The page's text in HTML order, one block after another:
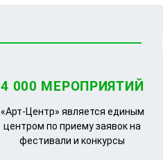
4 000 МЕРОПРИЯТИЙ
«Арт-Центр» является единым
центром по приему заявок на
фестивали и конкурсы